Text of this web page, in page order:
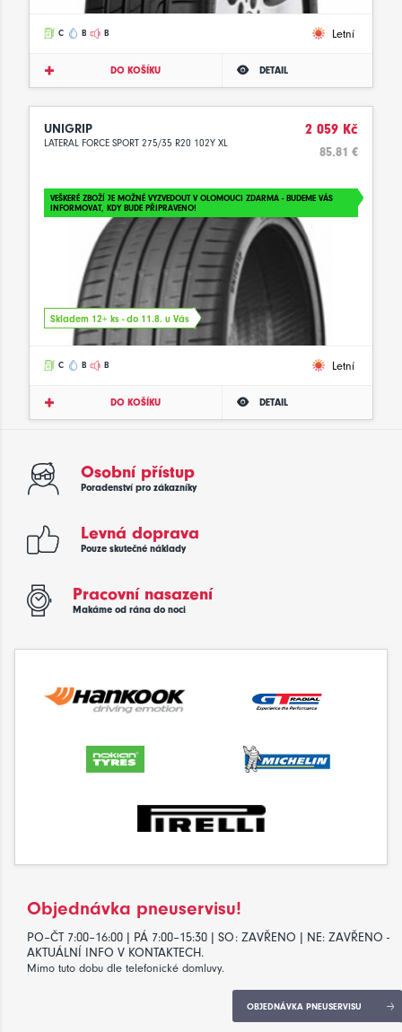
C B B Letní
DO KOŠÍKU DETAIL
UNIGRIP
LATERAL FORCE SPORT 275/35 R20 102Y XL
2 059 Kč
85.81 €
VEŠKERÉ ZBOŽÍ JE MOŽNÉ VYZVEDOUT V OLOMOUCI ZDARMA - BUDEME VÁS
INFORMOVAT, KDY BUDE PŘIPRAVENO!
Skladem 12+ ks - do 11.8. u Vás
C B B Letní
DO KOŠÍKU DETAIL
Osobní přístup
Poradenství pro zákazníky
Levná doprava
Pouze skutečné náklady
Pracovní nasazení
Makáme od rána do noci
Objednávka pneuservisu!
PO–ČT 7:00–16:00 | PÁ 7:00–15:30 | SO: ZAVŘENO | NE: ZAVŘENO -
AKTUÁLNÍ INFO V KONTAKTECH.
Mimo tuto dobu dle telefonické domluvy.
OBJEDNÁVKA PNEUSERVISU